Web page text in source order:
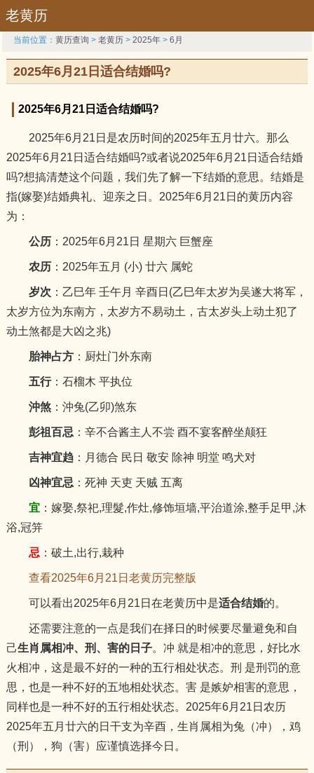
老黄历
当前位置：黄历查询 >老黄历 >2025年 >6月
2025年6月21日适合结婚吗?
2025年6月21日适合结婚吗?
2025年6月21日是农历时间的2025年五月廿六。那么
2025年6月21日适合结婚吗?或者说2025年6月21日适合结婚
吗?想搞清楚这个问题，我们先了解一下结婚的意思。结婚是
指(嫁娶)结婚典礼、迎亲之日。2025年6月21日的黄历内容
为：
公历：2025年6月21日 星期六 巨蟹座
农历：2025年五月 (小) 廿六 属蛇
岁次 ：乙巳年 壬午月 辛酉日(乙巳年太岁为吴遂大将军，
太岁方位为东南方，太岁方不易动土，古太岁头上动土犯了
动土煞都是大凶之兆)
胎神占方：厨灶门外东南
五行：石榴木 平执位
沖煞：沖兔(乙卯)煞东
彭祖百忌 ：辛不合酱主人不尝 酉不宴客醉坐颠狂
吉神宜趋：月德合 民日 敬安 除神 明堂 鸣犬对
凶神宜忌 ：死神 天吏 天贼 五离
宜：嫁娶,祭祀,理髮,作灶,修饰垣墙,平治道涂,整手足甲,沐
浴,冠笄
忌 ：破土,出行,栽种
查看2025年6月21日老黄历完整版
可以看出2025年6月21日在老黄历中是适合结婚的。
还需要注意的一点是我们在择日的时候要尽量避免和自
己生肖属相冲、刑、害的日子。冲 就是相冲的意思，好比水
火相冲，这是最不好的一种的五行相处状态。刑 是刑罚的意
思，也是一种不好的五地相处状态。害 是嫉妒相害的意思，
同样也是一种不好的五行相处状态。2025年6月21日农历
2025年五月廿六的日干支为辛酉，生肖属相为兔（冲），鸡
（刑），狗（害）应谨慎选择今日。